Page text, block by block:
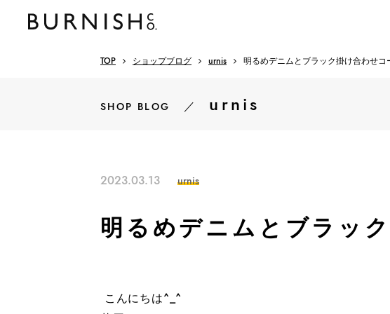
TOP ショップブログ urnis 明るめデニムとブラック掛け合わせコ
SHOP BLOG ／ urnis
2023.03.13 urnis
明るめデニムとブラッ
こんにちは^_^